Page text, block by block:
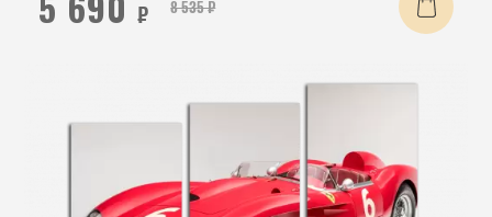
8 535 ₽
₽